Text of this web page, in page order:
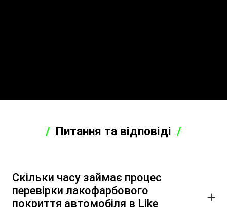
Питання та відповіді
Скільки часу займає процес
перевірки лакофарбового
покриття автомобіля в Like